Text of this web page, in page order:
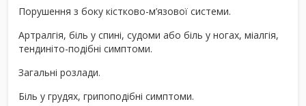
Порушення з боку кістково-м’язової системи.
Артралгія, біль у спині, судоми або біль у ногах, міалгія,
тендиніто-подібні симптоми.
Загальні розлади.
Біль у грудях, грипоподібні симптоми.